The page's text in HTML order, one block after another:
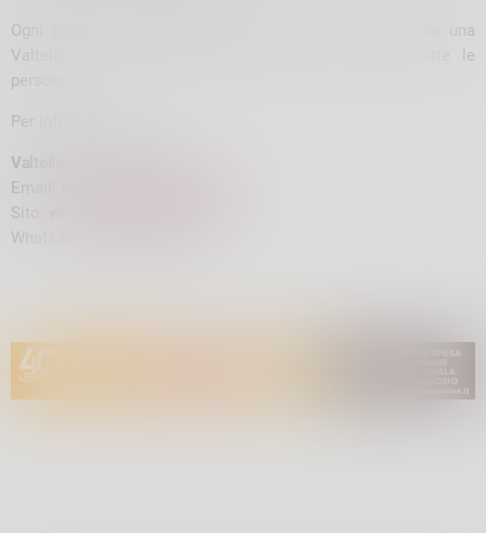
Ogni nuova adesione rappresenta un passo in più verso una
Valtellina più accogliente, inclusiva e sicura per tutte le
persone.
Per informazioni:
Valtellina Arcobaleno APS
Email:
Sito:
WhatsApp: